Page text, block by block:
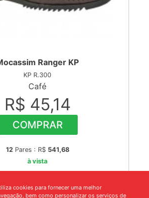
Ranger KP
KP R.300
Café
R$ 45,14
COMPRAR
12Pares : R$ 541,68
à vista
cookies para fornecer uma melhor
bem como personalizar os serviços de